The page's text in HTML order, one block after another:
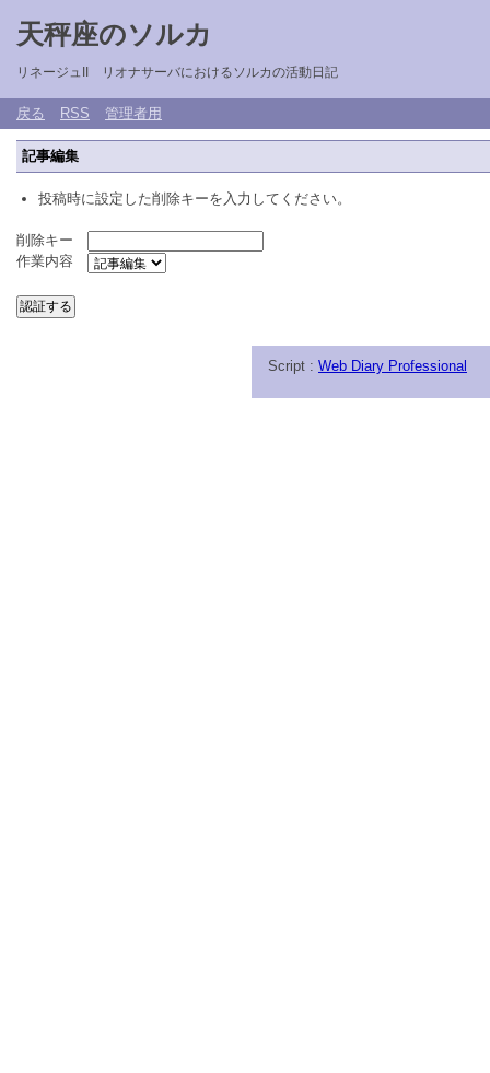
天秤座のソルカ
リネージュII リオナサーバにおけるソルカの活動日記
戻る RSS 管理者用
記事編集
投稿時に設定した削除キーを入力してください。
削除キー
作業内容
Script : Web Diary Professional